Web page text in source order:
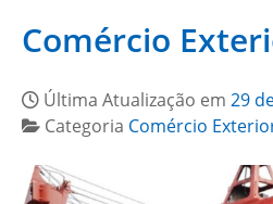
Comércio
Última Atualização em 29
Categoria Comércio